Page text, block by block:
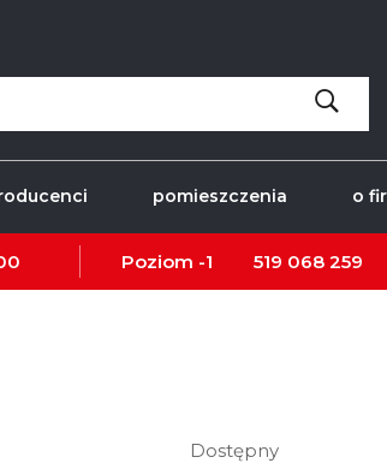
pomieszczenia o
Poziom -1 519 068 259
Dostępny